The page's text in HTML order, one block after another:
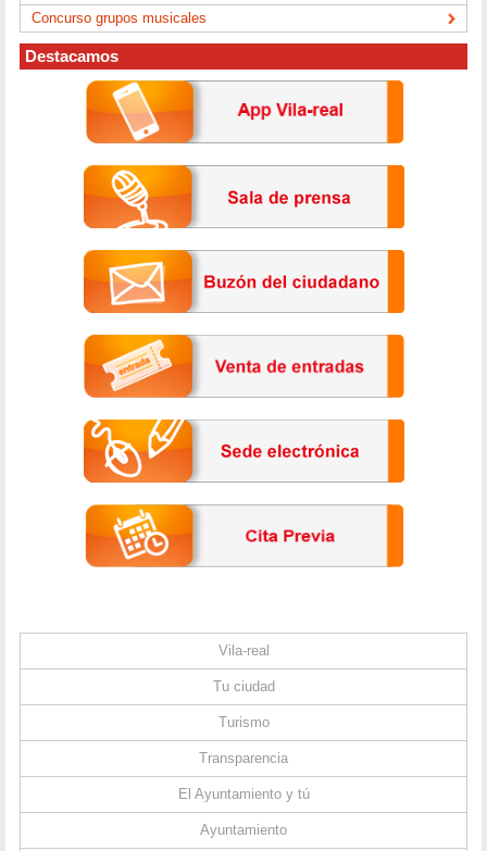
Concurso grupos musicales
Destacamos
Vila-real
Tu ciudad
Turismo
Transparencia
El Ayuntamiento y tú
Ayuntamiento